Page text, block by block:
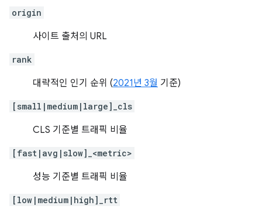
origin
사이트 출처의 URL
rank
대략적인 인기 순위 (2021년 3월 기준)
[small|medium|large]_cls
CLS 기준별 트래픽 비율
[fast|avg|slow]_<metric>
성능 기준별 트래픽 비율
[low|medium|high]_rtt